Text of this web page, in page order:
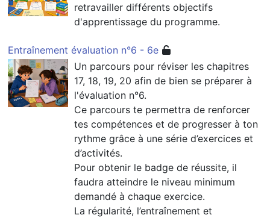
retravailler différents objectifs
d'apprentissage du programme.
Entraînement évaluation n°6 - 6e
Un parcours pour réviser les chapitres
17, 18, 19, 20 afin de bien se préparer à
l'évaluation n°6.
Ce parcours te permettra de renforcer
tes compétences et de progresser à ton
rythme grâce à une série d’exercices et
d’activités.
Pour obtenir le badge de réussite, il
faudra atteindre le niveau minimum
demandé à chaque exercice.
La régularité, l’entraînement et